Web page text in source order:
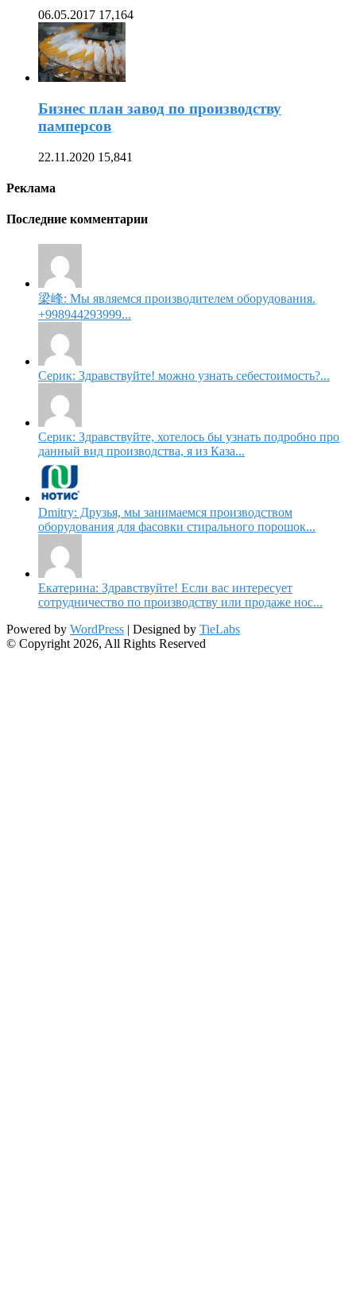
06.05.2017 17,164
Бизнес план завод по производству
памперсов
22.11.2020 15,841
Реклама
Последние комментарии
梁峰: Мы являемся производителем оборудования.
+998944293999...
Серик: Здравствуйте! можно узнать себестоимость?...
Серик: Здравствуйте, хотелось бы узнать подробно про
данный вид производства, я из Каза...
Dmitry: Друзья, мы занимаемся производством
оборудования для фасовки стирального порошок...
Екатерина: Здравствуйте! Если вас интересует
сотрудничество по производству или продаже нос...
Powered by WordPress | Designed by TieLabs
© Copyright 2026, All Rights Reserved